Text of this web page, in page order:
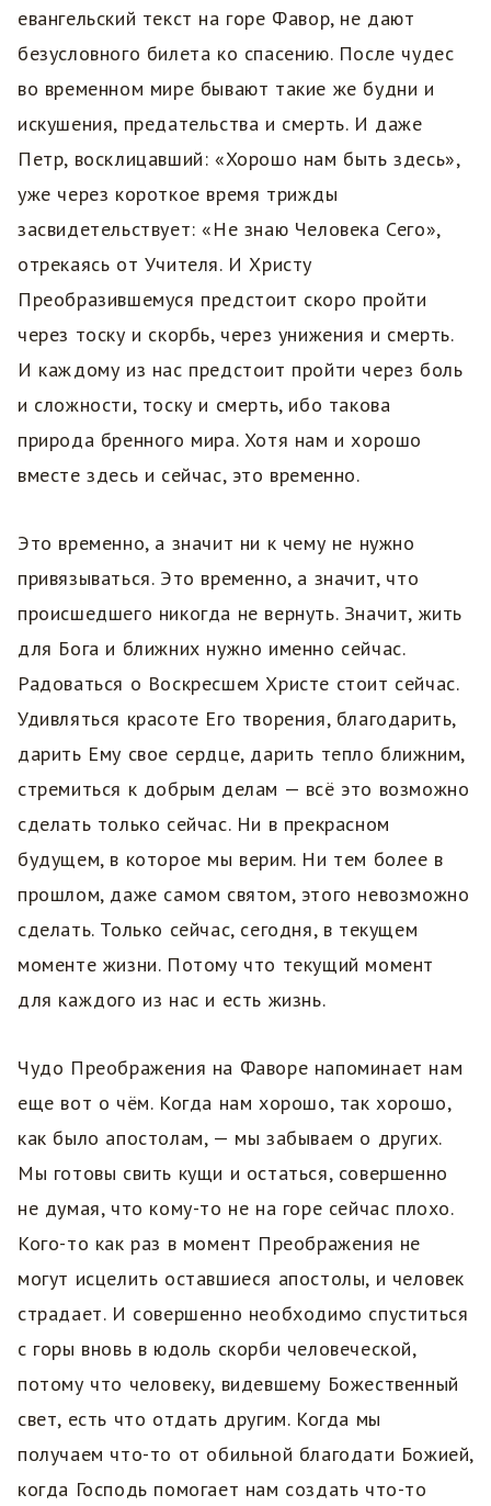
евангельский текст на горе Фавор, не дают
безусловного билета ко спасению. После чудес
во временном мире бывают такие же будни и
искушения, предательства и смерть. И даже
Петр, восклицавший: «Хорошо нам быть здесь»,
уже через короткое время трижды
засвидетельствует: «Не знаю Человека Сего»,
отрекаясь от Учителя. И Христу
Преобразившемуся предстоит скоро пройти
через тоску и скорбь, через унижения и смерть.
И каждому из нас предстоит пройти через боль
и сложности, тоску и смерть, ибо такова
природа бренного мира. Хотя нам и хорошо
вместе здесь и сейчас, это временно.
Это временно, а значит ни к чему не нужно
привязываться. Это временно, а значит, что
происшедшего никогда не вернуть. Значит, жить
для Бога и ближних нужно именно сейчас.
Радоваться о Воскресшем Христе стоит сейчас.
Удивляться красоте Его творения, благодарить,
дарить Ему свое сердце, дарить тепло ближним,
стремиться к добрым делам — всё это возможно
сделать только сейчас. Ни в прекрасном
будущем, в которое мы верим. Ни тем более в
прошлом, даже самом святом, этого невозможно
сделать. Только сейчас, сегодня, в текущем
моменте жизни. Потому что текущий момент
для каждого из нас и есть жизнь.
Чудо Преображения на Фаворе напоминает нам
еще вот о чём. Когда нам хорошо, так хорошо,
как было апостолам, — мы забываем о других.
Мы готовы свить кущи и остаться, совершенно
не думая, что кому-то не на горе сейчас плохо.
Кого-то как раз в момент Преображения не
могут исцелить оставшиеся апостолы, и человек
страдает. И совершенно необходимо спуститься
с горы вновь в юдоль скорби человеческой,
потому что человеку, видевшему Божественный
свет, есть что отдать другим. Когда мы
получаем что-то от обильной благодати Божией,
когда Господь помогает нам создать что-то